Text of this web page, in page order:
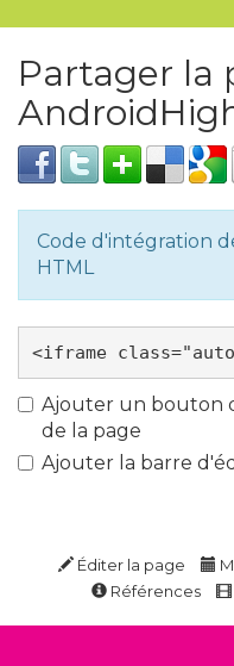
Partager la
Code d'intégration
HTML
Ajouter un bouton
de la page
Ajouter la barre
Éditer la page
Références